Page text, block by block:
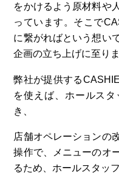
をかけるよう原材料や
っています。そこで
に繋がればという想い
企画の立ち上げに至りま
弊社が提供する
を使えば、ホールス
き、
店舗オペレーションの
操作で、メニューのオ
るため、ホールスタッ